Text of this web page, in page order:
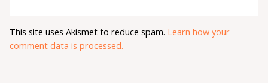
This site uses Akismet to reduce spam. Learn how your
comment data is processed.